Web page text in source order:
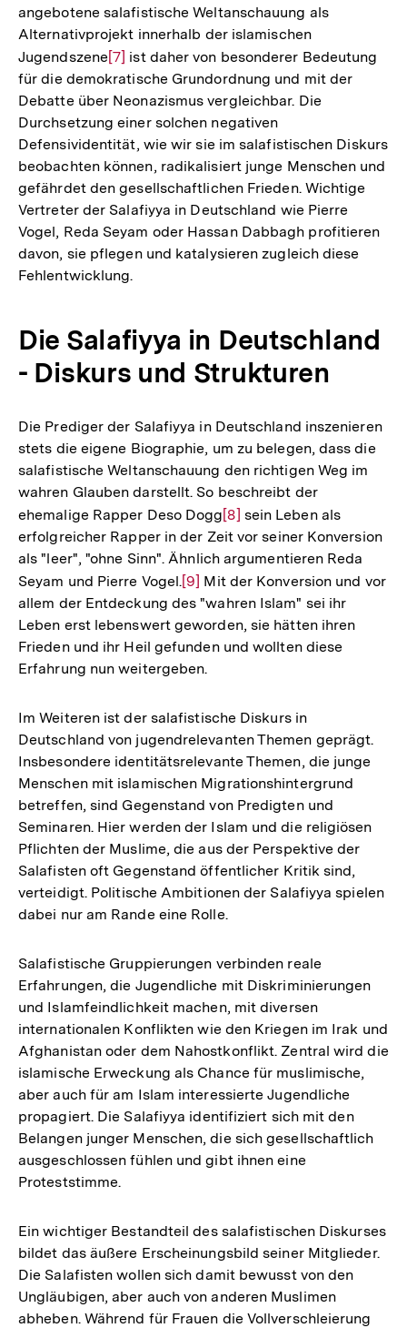
Fußnote
angebotene salafistische Weltanschauung als
Alternativprojekt innerhalb der islamischen
JugendszeneZur
Auflösung
der
Fußnote
[7] ist daher von besonderer Bedeutung
für die demokratische Grundordnung und mit der
Debatte über Neonazismus vergleichbar. Die
Durchsetzung einer solchen negativen
Defensividentität, wie wir sie im salafistischen Diskurs
beobachten können, radikalisiert junge Menschen und
gefährdet den gesellschaftlichen Frieden. Wichtige
Vertreter der Salafiyya in Deutschland wie Pierre
Vogel, Reda Seyam oder Hassan Dabbagh profitieren
davon, sie pflegen und katalysieren zugleich diese
Fehlentwicklung.
Die Salafiyya in Deutschland
- Diskurs und Strukturen
Die Prediger der Salafiyya in Deutschland inszenieren
stets die eigene Biographie, um zu belegen, dass die
salafistische Weltanschauung den richtigen Weg im
wahren Glauben darstellt. So beschreibt der
ehemalige Rapper Deso DoggZur
Auflösung
der
Fußnote
[8] sein Leben als
erfolgreicher Rapper in der Zeit vor seiner Konversion
als "leer", "ohne Sinn". Ähnlich argumentieren Reda
Seyam und Pierre Vogel.Zur
Auflösung
der
Fußnote
[9] Mit der Konversion und vor
allem der Entdeckung des "wahren Islam" sei ihr
Leben erst lebenswert geworden, sie hätten ihren
Frieden und ihr Heil gefunden und wollten diese
Erfahrung nun weitergeben.
Im Weiteren ist der salafistische Diskurs in
Deutschland von jugendrelevanten Themen geprägt.
Insbesondere identitätsrelevante Themen, die junge
Menschen mit islamischen Migrationshintergrund
betreffen, sind Gegenstand von Predigten und
Seminaren. Hier werden der Islam und die religiösen
Pflichten der Muslime, die aus der Perspektive der
Salafisten oft Gegenstand öffentlicher Kritik sind,
verteidigt. Politische Ambitionen der Salafiyya spielen
dabei nur am Rande eine Rolle.
Salafistische Gruppierungen verbinden reale
Erfahrungen, die Jugendliche mit Diskriminierungen
und Islamfeindlichkeit machen, mit diversen
internationalen Konflikten wie den Kriegen im Irak und
Afghanistan oder dem Nahostkonflikt. Zentral wird die
islamische Erweckung als Chance für muslimische,
aber auch für am Islam interessierte Jugendliche
propagiert. Die Salafiyya identifiziert sich mit den
Belangen junger Menschen, die sich gesellschaftlich
ausgeschlossen fühlen und gibt ihnen eine
Proteststimme.
Ein wichtiger Bestandteil des salafistischen Diskurses
bildet das äußere Erscheinungsbild seiner Mitglieder.
Die Salafisten wollen sich damit bewusst von den
Ungläubigen, aber auch von anderen Muslimen
abheben. Während für Frauen die Vollverschleierung